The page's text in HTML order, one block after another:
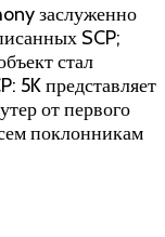
заслуженно
SCP;
стал
5K представляет
от первого
поклонникам